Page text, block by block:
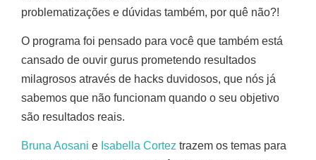
problematizações e dúvidas também, por quê não?!
O programa foi pensado para você que também está
cansado de ouvir gurus prometendo resultados
milagrosos através de hacks duvidosos, que nós já
sabemos que não funcionam quando o seu objetivo
são resultados reais.
Bruna Aosani e Isabella Cortez trazem os temas para